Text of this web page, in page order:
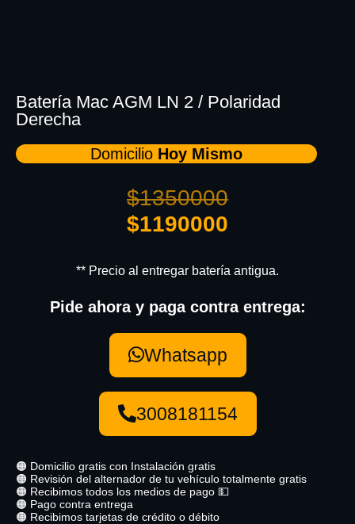
Batería Mac AGM LN 2 / Polaridad
Derecha
Domicilio Hoy Mismo
$1350000
$1190000
** Precio al entregar batería antigua.
Pide ahora y paga contra entrega:
Whatsapp
3008181154
🟠 Domicilio gratis con Instalación gratis
🟠 Revisión del alternador de tu vehículo totalmente gratis
🟠 Recibimos todos los medios de pago 💵
🟠 Pago contra entrega
🟠 Recibimos tarjetas de crédito o débito